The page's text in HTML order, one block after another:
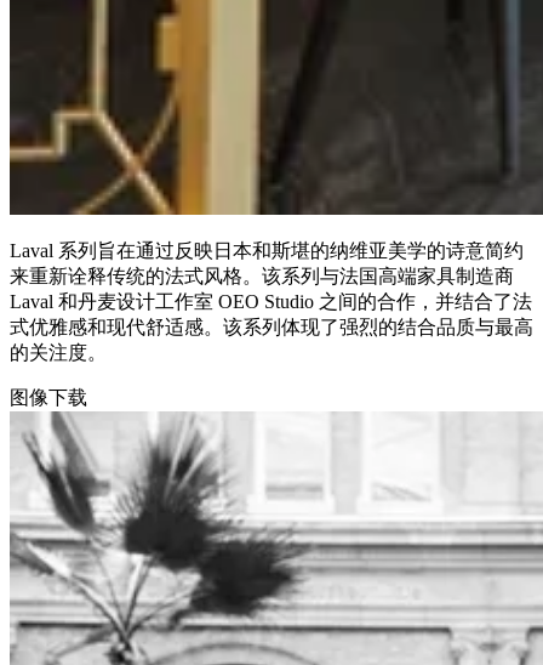
Laval 系列旨在通过反映日本和斯堪的纳维亚美学的诗意简约
来重新诠释传统的法式风格。该系列与法国高端家具制造商
Laval 和丹麦设计工作室 OEO Studio 之间的合作，并结合了法
式优雅感和现代舒适感。该系列体现了强烈的结合品质与最高
的关注度。
图像下载